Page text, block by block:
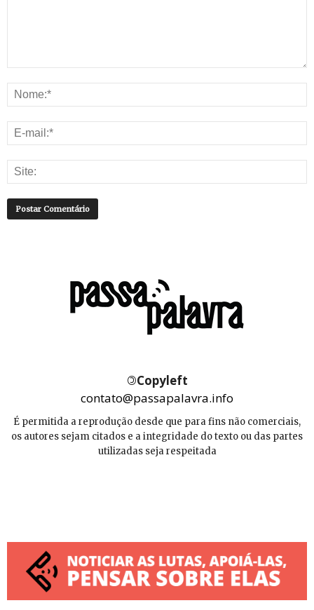
©Copyleft
contato@passapalavra.info
É permitida a reprodução desde que para fins não comerciais,
os autores sejam citados e a integridade do texto ou das partes
utilizadas seja respeitada